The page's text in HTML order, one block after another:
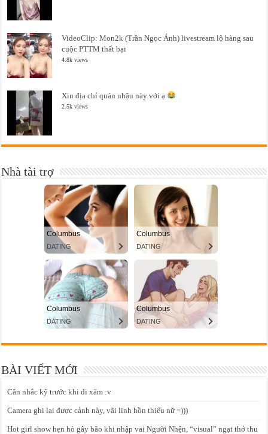
VideoClip: Mon2k (Trần Ngọc Ánh) livestream lộ hàng sau
cuộc PTTM thất bại
4.8k views
Xin địa chỉ quán nhậu này với ạ
2.5k views
Nhà tài trợ
BÀI VIẾT MỚI
Cân nhắc kỹ trước khi đi xăm :v
Camera ghi lại được cảnh này, vãi linh hồn thiếu nữ =)))
Hot girl show hẹn hò gây bão khi nhập vai Người Nhện, “visual” ngạt thở thu